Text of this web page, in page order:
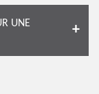
UNE